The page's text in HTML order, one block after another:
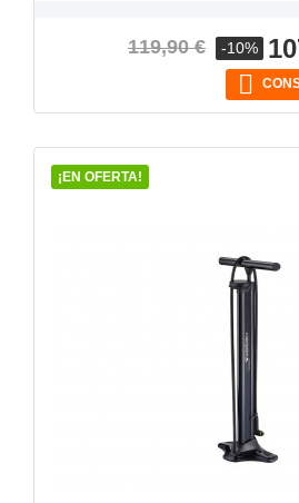
Precio
119,90 € -10%

¡EN OFERTA!
VISTA RÁPIDA